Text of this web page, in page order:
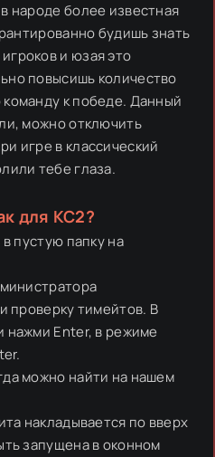
народе более известная
будишь знать
и юзая это
повысишь количество
к победе. Данный
можно отключить
игре в классический
тебе глаза.
для КС2?
пустую папку на
проверку тимейтов. В
нажми Enter, в режиме
можно найти на нашем
накладывается по вверх
запущена в оконном